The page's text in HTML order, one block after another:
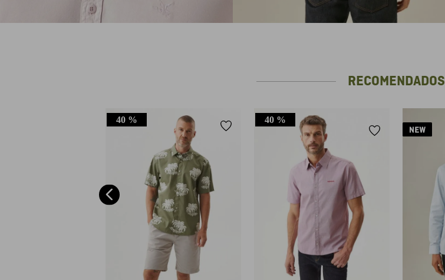
RECOMENDADOS
40 % 40 %